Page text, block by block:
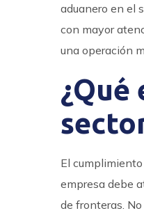
aduanero en el
con mayor
una operación
¿Qué
El
empresa debe
de fronteras.